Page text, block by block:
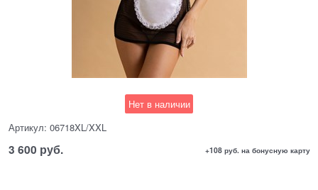
Нет в наличии
Артикул: 06718XL/XXL
3 600 руб. +108 руб. на бонусную карту